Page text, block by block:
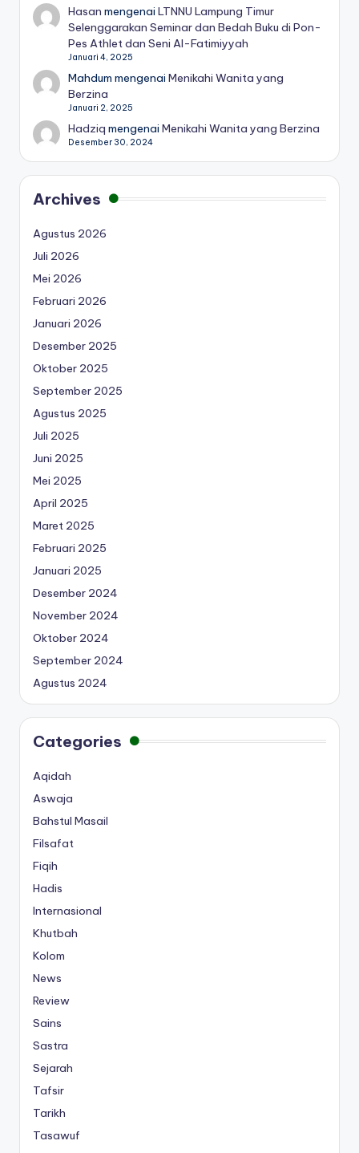
Hasan mengenaiLTNNU Lampung Timur
Selenggarakan Seminar dan Bedah Buku di Pon-
Pes Athlet dan Seni Al-Fatimiyyah
Januari 4, 2025
Mahdum mengenaiMenikahi Wanita yang
Berzina
Januari 2, 2025
Hadziq mengenaiMenikahi Wanita yang Berzina
Desember 30, 2024
Archives
Agustus 2026
Juli 2026
Mei 2026
Februari 2026
Januari 2026
Desember 2025
Oktober 2025
September 2025
Agustus 2025
Juli 2025
Juni 2025
Mei 2025
April 2025
Maret 2025
Februari 2025
Januari 2025
Desember 2024
November 2024
Oktober 2024
September 2024
Agustus 2024
Categories
Aqidah
Aswaja
Bahstul Masail
Filsafat
Fiqih
Hadis
Internasional
Khutbah
Kolom
News
Review
Sains
Sastra
Sejarah
Tafsir
Tarikh
Tasawuf